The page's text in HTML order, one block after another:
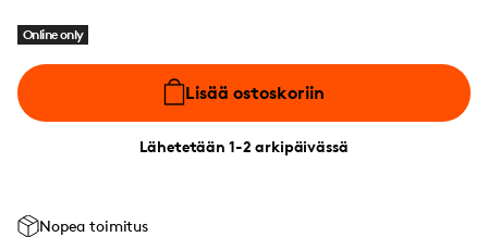
Online only
Lisää ostoskoriin
Lähetetään 1-2 arkipäivässä
Nopea toimitus